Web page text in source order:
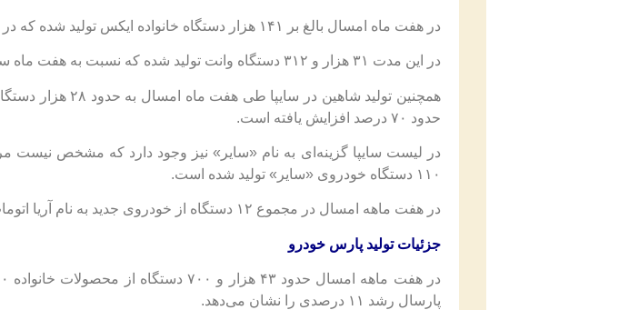
در هفت ماه امسال بالغ بر ۱۴۱ هزار دستگاه خانواده ایکس تولید شده که در مقایسه با مدت مشابه پارسال حدود پنج درصد کاهش یافته است.
در این مدت ۳۱ هزار و ۳۱۲ دستگاه وانت تولید شده که نسبت به هفت ماه سال گذشته حدود ۳۶ درصد رشد را نشان می‌دهد.
همچنین تولید
حدود ۷۰ درصد افزایش یافته است.
در لیست سایپا گزینه‌ای به نام «سایر» نیز وجود دارد که مشخص
۱۱۰ دستگاه خودروی «سایر» تولید شده است.
در هفت ماهه امسال در مجموع ۱۲ دستگاه از خودروی جدید به نام آریا اتومات نیز تولید شده است.
جزئیات تولید پارس خودرو
پارسال رشد ۱۱ درصدی را نشان می‌دهد.